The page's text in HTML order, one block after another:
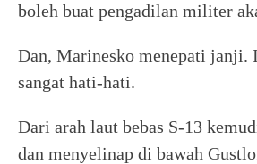
boleh buat pengadilan militer
Dan, Marinesko menepati janji.
sangat hati-hati.
Dari arah laut bebas S-13
dan menyelinap di bawah